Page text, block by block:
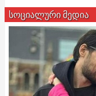
სოციალური მედია